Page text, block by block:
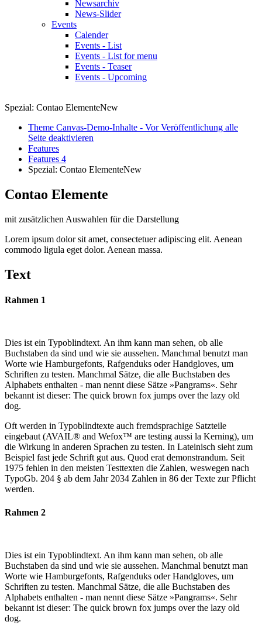
Newsarchiv
News-Slider
Events
Calender
Events - List
Events - List for menu
Events - Teaser
Events - Upcoming
Spezial: Contao ElementeNew
Theme Canvas-Demo-Inhalte - Vor Veröffentlichung alle
Seite deaktivieren
Features
Features 4
Spezial: Contao ElementeNew
Contao Elemente
mit zusätzlichen Auswahlen für die Darstellung
Lorem ipsum dolor sit amet, consectetuer adipiscing elit. Aenean
commodo ligula eget dolor. Aenean massa.
Text
Rahmen 1
Dies ist ein Typoblindtext. An ihm kann man sehen, ob alle
Buchstaben da sind und wie sie aussehen. Manchmal benutzt man
Worte wie Hamburgefonts, Rafgenduks oder Handgloves, um
Schriften zu testen. Manchmal Sätze, die alle Buchstaben des
Alphabets enthalten - man nennt diese Sätze »Pangrams«. Sehr
bekannt ist dieser: The quick brown fox jumps over the lazy old
dog.
Oft werden in Typoblindtexte auch fremdsprachige Satzteile
eingebaut (AVAIL® and Wefox™ are testing aussi la Kerning), um
die Wirkung in anderen Sprachen zu testen. In Lateinisch sieht zum
Beispiel fast jede Schrift gut aus. Quod erat demonstrandum. Seit
1975 fehlen in den meisten Testtexten die Zahlen, weswegen nach
TypoGb. 204 § ab dem Jahr 2034 Zahlen in 86 der Texte zur Pflicht
werden.
Rahmen 2
Dies ist ein Typoblindtext. An ihm kann man sehen, ob alle
Buchstaben da sind und wie sie aussehen. Manchmal benutzt man
Worte wie Hamburgefonts, Rafgenduks oder Handgloves, um
Schriften zu testen. Manchmal Sätze, die alle Buchstaben des
Alphabets enthalten - man nennt diese Sätze »Pangrams«. Sehr
bekannt ist dieser: The quick brown fox jumps over the lazy old
dog.